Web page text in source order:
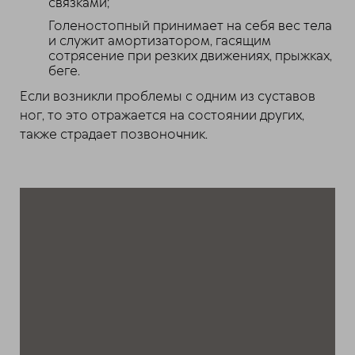
Голеностопный принимает на себя вес тела
и служит амортизатором, гасящим
сотрясение при резких движениях, прыжках,
беге.
Если возникли проблемы с одним из суставов
ног, то это отражается на состоянии других,
также страдает позвоночник.